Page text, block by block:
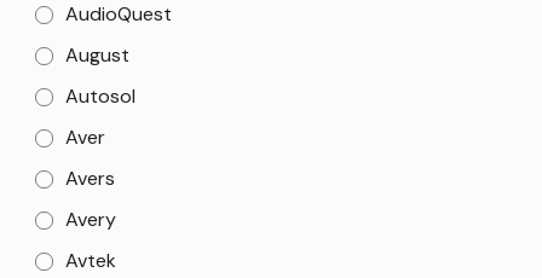
AudioQuest
August
Autosol
Aver
Avers
Avery
Avtek